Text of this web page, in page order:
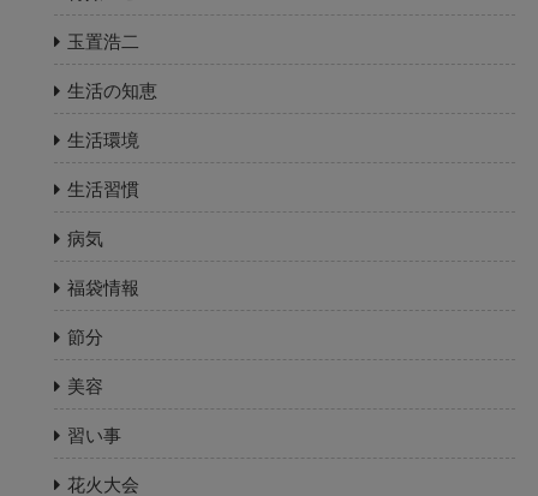
玉置浩二
生活の知恵
生活環境
生活習慣
病気
福袋情報
節分
美容
習い事
花火大会